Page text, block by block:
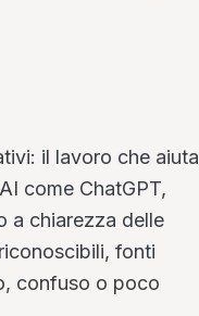
il lavoro che aiuta
come ChatGPT,
a chiarezza delle
fonti
confuso o poco